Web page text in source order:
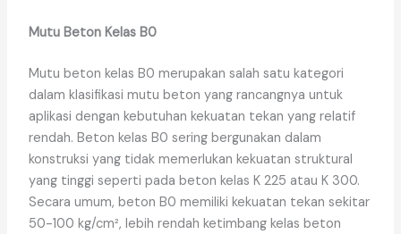
Mutu Beton Kelas B0
Mutu beton kelas B0 merupakan salah satu kategori
dalam klasifikasi mutu beton yang rancangnya untuk
aplikasi dengan kebutuhan kekuatan tekan yang relatif
rendah. Beton kelas B0 sering bergunakan dalam
konstruksi yang tidak memerlukan kekuatan struktural
yang tinggi seperti pada beton kelas K 225 atau K 300.
Secara umum, beton B0 memiliki kekuatan tekan sekitar
50-100 kg/cm², lebih rendah ketimbang kelas beton